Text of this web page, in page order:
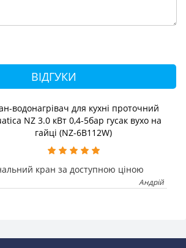
ВІДГУКИ
водонагрівач для кухні проточний
NZ 3.0 кВт 0,4-5бар гусак вухо на
гайці (NZ-6B112W)
кран за доступною ціною
Андрій